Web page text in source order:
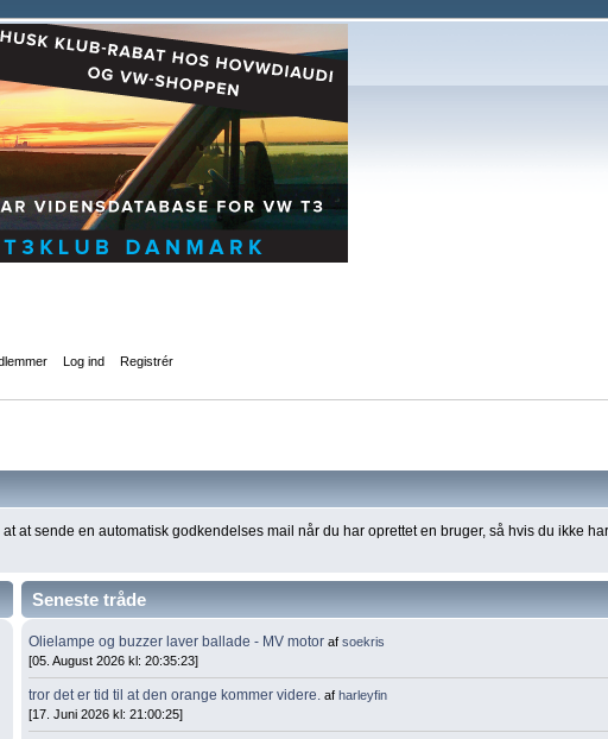
Log ind Registrér
at sende en automatisk godkendelses mail når du har oprettet en bruger, så hvis du ikke
Seneste tråde
Olielampe og buzzer laver ballade - MV motor afsoekris
[05. August 2026 kl: 20:35:23]
tror det er tid til at den orange kommer videre. afharleyfin
[17. Juni 2026 kl: 21:00:25]